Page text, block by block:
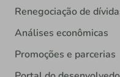
Renegociação de
Análises econômicas
Promoções e parcerias